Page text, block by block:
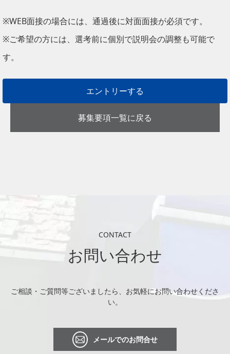
※WEB面接の場合には、通過後に対面面接が必須です。
※ご希望の方には、選考前に個別で説明会の調整も可能で
す。
エントリーする
募集要項一覧に戻る
CONTACT
お問い合わせ
ご相談・ご質問等ございましたら、お気軽にお問い合わせくださ
い。
メールでのお問合せ